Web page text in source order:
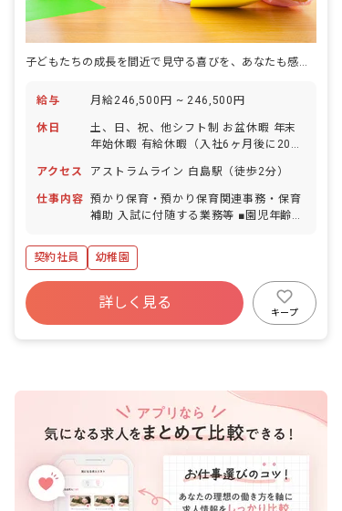
給与 月給246,500円 ~ 246,500円
休日
土、日、祝、他シフト制 お盆休暇 年末
年始休暇 有給休暇（入社6ヶ月後に20日
アクセス
アストラムライン 白島駅（徒歩2分）
仕事内容 預かり保育・預かり保育関連事務・保育
補助 入試に付随する業務等 ■園児年齢
契約社員
幼稚園
詳しく見る
キープ